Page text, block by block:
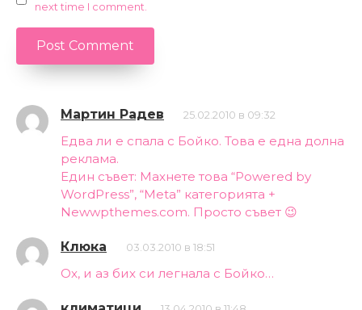
next time I comment.
Мартин Радев 25.02.2010 в 09:32
Едва ли е спала с Бойко. Това е една долна
реклама.
Един съвет: Махнете това “Powered by
WordPress”, “Meta” категорията +
Newwpthemes.com. Просто съвет 😉
Клюка 03.03.2010 в 18:51
Ох, и аз бих си легнала с Бойко…